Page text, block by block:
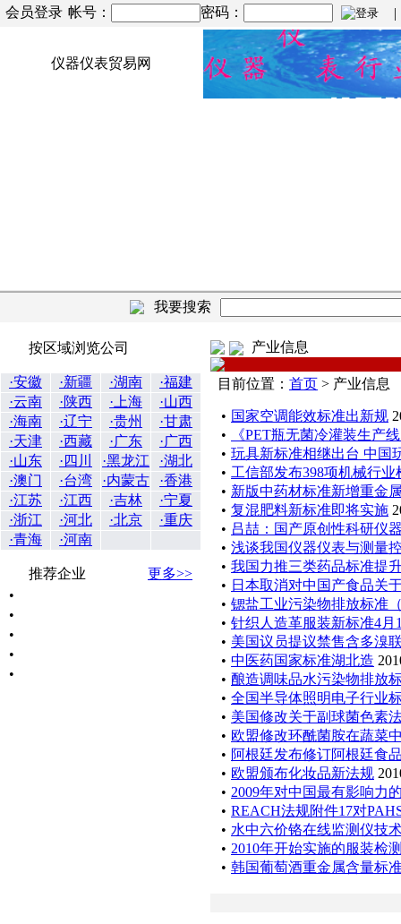
会员登录 帐号： 密码： |
仪器仪表贸易网
我要搜索
按区域浏览公司
·安徽 ·新疆 ·湖南
·福建
·云南
·陕西 ·上海
·山西
·海南
·辽宁 ·贵州
·甘肃
·天津
·西藏 ·广东
·广西
·山东
·四川 ·黑龙江
·湖北
·澳门
·台湾 ·内蒙古
·香港
·江苏
·江西 ·吉林
·宁夏
·浙江
·河北 ·北京
·重庆
·青海
·河南
推荐企业
更多>>
•
•
•
•
•
产业信息
目前位置： 首页 > 产业信息
• 国家空调能效标准出新规
•
《PET瓶无菌冷灌装生产
• 玩具新标准相继出台 中国
• 工信部发布398项机械行业
• 新版中药材标准新增重金
• 复混肥料新标准即将实施
• 吕喆：国产原创性科研仪
• 浅谈我国仪器仪表与测量
• 我国力推三类药品标准提
• 日本取消对中国产食品关
• 锶盐工业污染物排放标准
• 针织人造革服装新标准4月
• 美国议员提议禁售含多溴
• 中医药国家标准湖北造
• 酿造调味品水污染物排放
• 全国半导体照明电子行业
• 美国修改关于副球菌色素
• 欧盟修改环酰菌胺在蔬菜
• 阿根廷发布修订阿根廷食
• 欧盟颁布化妆品新法规
• 2009年对中国最有影响力
• REACH法规附件17对
• 水中六价铬在线监测仪技
• 2010年开始实施的服装检
• 韩国葡萄酒重金属含量标